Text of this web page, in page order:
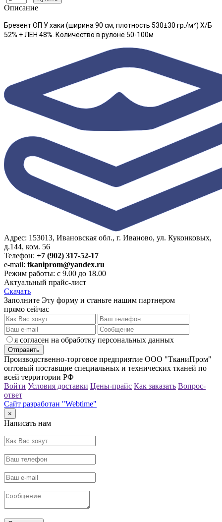
Описание
Брезент ОП У хаки (ширина 90 см, плотность 530±30 гр./м²) Х/Б
52% + ЛЕН 48% Количество в рулоне 50-100м
Адрес: 153013, Ивановская обл., г. Иваново, ул. Куконковых,
д.144, ком. 56
Телефон: +7 (902) 317-52-17
e-mail: tkaniprom@yandex.ru
Режим работы: с 9.00 до 18.00
Актуальный прайс-лист
Скачать
Заполните Эту форму и станьте нашим партнером
прямо сейчас
я согласен на обработку персональных данных
Производственно-торговое предприятие ООО "ТканиПром"
оптовый поставщие специальных и технических тканей по
всей территории РФ
Войти Условия доставки Цены-прайс Как заказать Вопрос-
ответ
Сайт разработан "Webtime"
×
Написать нам